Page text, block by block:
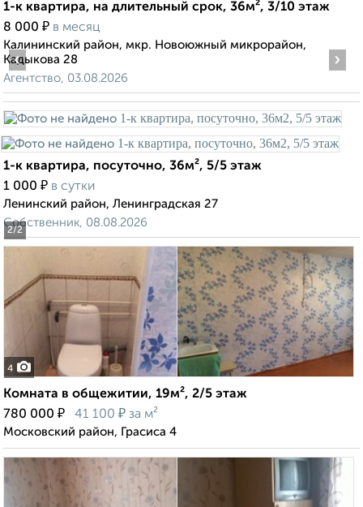
1-к квартира, на длительный срок, 36м², 3/10 этаж
8 000 ₽ в месяц
Калининский район, мкр. Новоюжный микрорайон,
Кадыкова 28
Агентство, 03.08.2026
2/2
‹ ›
1-к квартира, посуточно, 36м², 5/5 этаж
1 000 ₽ в сутки
Ленинский район, Ленинградская 27
Собственник, 08.08.2026
4
Комната в общежитии, 19м², 2/5 этаж
780 000 ₽ 41 100 ₽ за м²
Московский район, Грасиса 4